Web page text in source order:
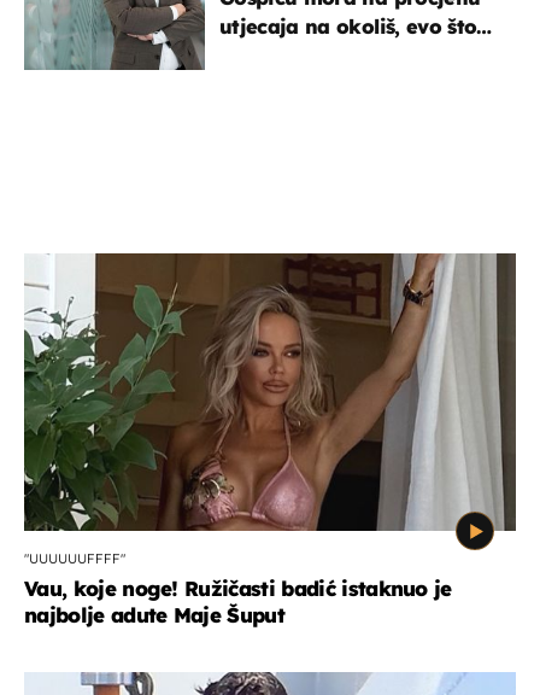
utjecaja na okoliš, evo što
"UUUUUUFFFF"
Vau, koje noge! Ružičasti badić istaknuo je
najbolje adute Maje Šuput